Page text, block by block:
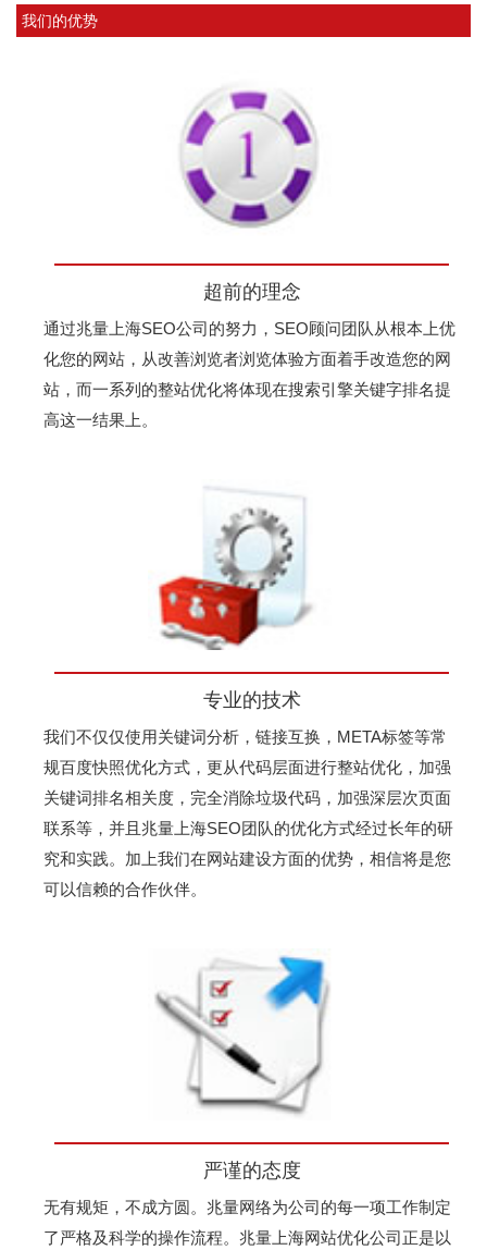
我们的优势
超前的理念
通过兆量上海SEO公司的努力，SEO顾问团队从根本上优
化您的网站，从改善浏览者浏览体验方面着手改造您的网
站，而一系列的整站优化将体现在搜索引擎关键字排名提
高这一结果上。
专业的技术
我们不仅仅使用关键词分析，链接互换，META标签等常
规百度快照优化方式，更从代码层面进行整站优化，加强
关键词排名相关度，完全消除垃圾代码，加强深层次页面
联系等，并且兆量上海SEO团队的优化方式经过长年的研
究和实践。加上我们在网站建设方面的优势，相信将是您
可以信赖的合作伙伴。
严谨的态度
无有规矩，不成方圆。兆量网络为公司的每一项工作制定
了严格及科学的操作流程。兆量上海网站优化公司正是以